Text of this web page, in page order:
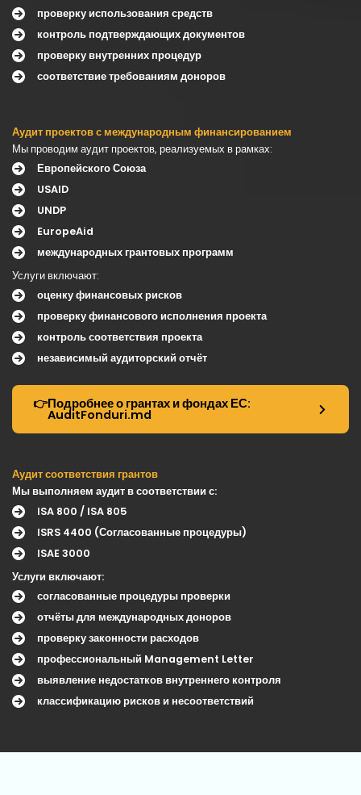
проверку использования средств
контроль подтверждающих документов
проверку внутренних процедур
соответствие требованиям доноров
Аудит проектов с международным финансированием
Мы проводим аудит проектов, реализуемых в рамках:
Европейского Союза
USAID
UNDP
EuropeAid
международных грантовых программ
Услуги включают:
оценку финансовых рисков
проверку финансового исполнения проекта
контроль соответствия проекта
независимый аудиторский отчёт
👉Подробнее о грантах и фондах ЕС:
AuditFonduri.md
Аудит соответствия грантов
Мы выполняем аудит в соответствии с:
ISA 800 / ISA 805
ISRS 4400 (Согласованные процедуры)
ISAE 3000
Услуги включают:
согласованные процедуры проверки
отчёты для международных доноров
проверку законности расходов
профессиональный Management Letter
выявление недостатков внутреннего контроля
классификацию рисков и несоответствий